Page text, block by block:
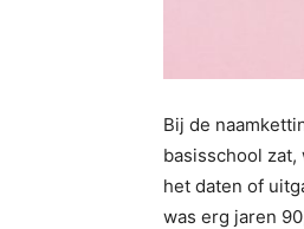
Bij de
basisschool
het daten of
was erg jaren